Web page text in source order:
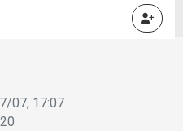
07, 17:07